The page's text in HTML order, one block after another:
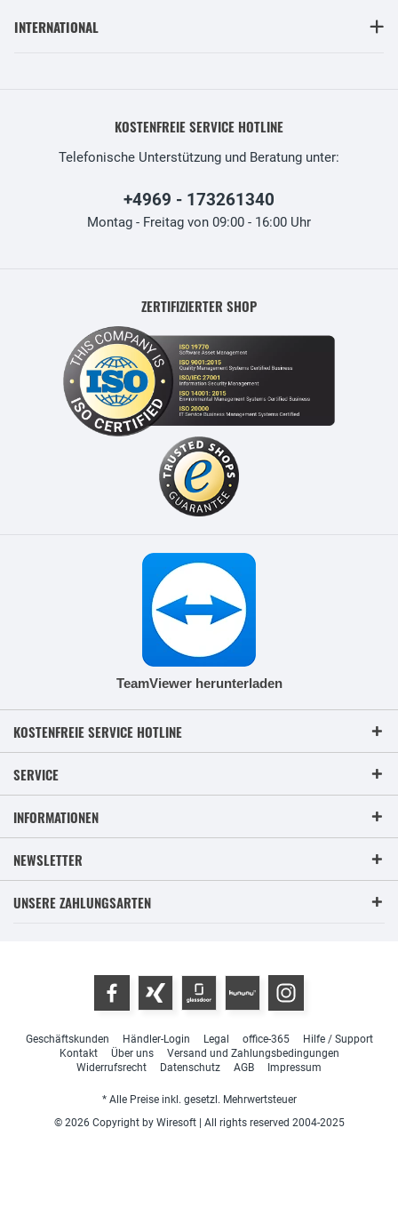
INTERNATIONAL
KOSTENFREIE SERVICE HOTLINE
Telefonische Unterstützung und Beratung unter:
+4969 - 173261340
Montag - Freitag von 09:00 - 16:00 Uhr
ZERTIFIZIERTER SHOP
TeamViewer herunterladen
KOSTENFREIE SERVICE HOTLINE
SERVICE
INFORMATIONEN
NEWSLETTER
UNSERE ZAHLUNGSARTEN
Geschäftskunden Händler-Login Legal office-365
Hilfe / Support
Kontakt
Über uns
Versand und Zahlungsbedingungen
Widerrufsrecht
Datenschutz AGB Impressum
* Alle Preise inkl. gesetzl. Mehrwertsteuer
© 2026 Copyright by Wiresoft | All rights reserved 2004-2025